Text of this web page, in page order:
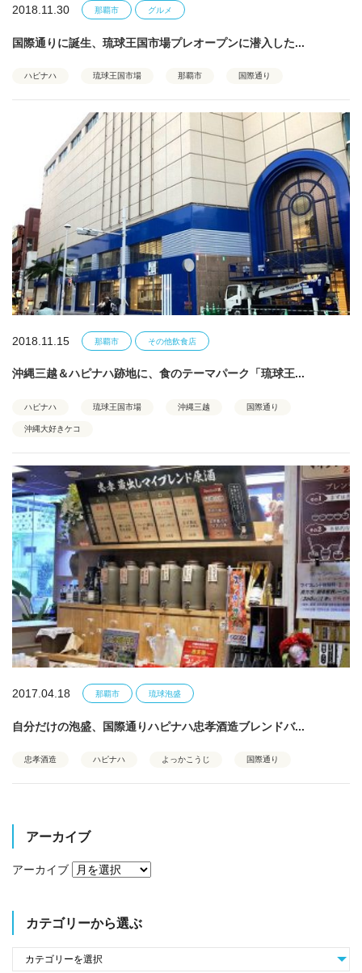
2018.11.30 那覇市 グルメ
国際通りに誕生、琉球王国市場プレオープンに潜入した...
ハピナハ 琉球王国市場 那覇市 国際通り
2018.11.15 那覇市 その他飲食店
沖縄三越＆ハピナハ跡地に、食のテーマパーク「琉球王...
ハピナハ 琉球王国市場 沖縄三越 国際通り
沖縄大好きケコ
2017.04.18 那覇市 琉球泡盛
自分だけの泡盛、国際通りハピナハ忠孝酒造ブレンドバ...
忠孝酒造 ハピナハ よっかこうじ 国際通り
アーカイブ
アーカイブ
カテゴリーから選ぶ